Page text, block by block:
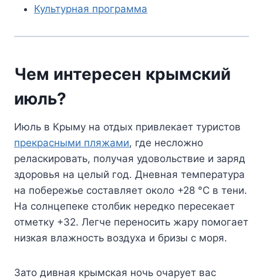
Культурная программа
Чем интересен крымский
июль?
Июль в Крыму на отдых привлекает туристов
прекрасными пляжами, где несложно
реласкировать, получая удовольствие и заряд
здоровья на целый год. Дневная температура
на побережье составляет около +28 °C в тени.
На солнцепеке столбик нередко пересекает
отметку +32. Легче переносить жару помогает
низкая влажность воздуха и бризы с моря.
Зато дивная крымская ночь очарует вас